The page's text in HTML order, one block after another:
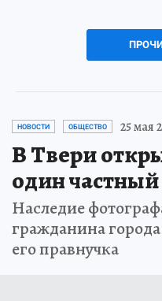
НОВОСТИ ОБЩЕСТВО 25 мая
В Твери
один
Наследие
гражданина
его правнучка